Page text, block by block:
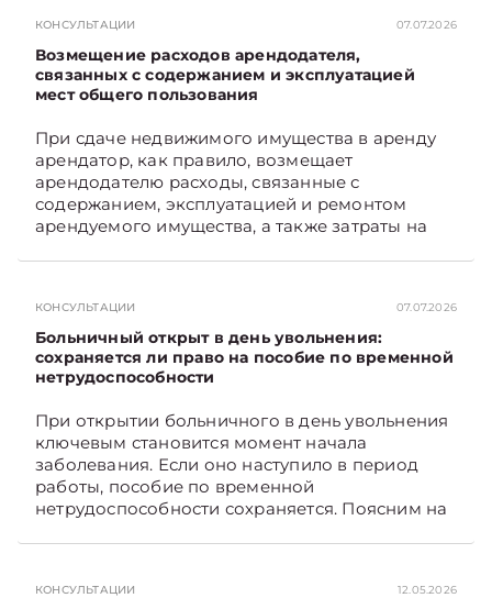
КОНСУЛЬТАЦИИ 07.07.2026
Возмещение расходов арендодателя,
связанных с содержанием и эксплуатацией
мест общего пользования
При сдаче недвижимого имущества в аренду
арендатор, как правило, возмещает
арендодателю расходы, связанные с
содержанием, эксплуатацией и ремонтом
арендуемого имущества, а также затраты на
связанных с содержанием и эксплуатацией
мест общего пользования, в частности –
контрольно-­пропускного пункта? Рассмотрим
порядок их распределения. Подписывайтесь
экономике Беларуси — раньше, чем в новостях
TelegramViber
КОНСУЛЬТАЦИИ 07.07.2026
Больничный открыт в день увольнения:
сохраняется ли право на пособие по временной
нетрудоспособности
При открытии больничного в день увольнения
ключевым становится момент начала
заболевания. Если оно наступило в период
работы, пособие по временной
нетрудоспособности сохраняется. Поясним на
КОНСУЛЬТАЦИИ 12.05.2026